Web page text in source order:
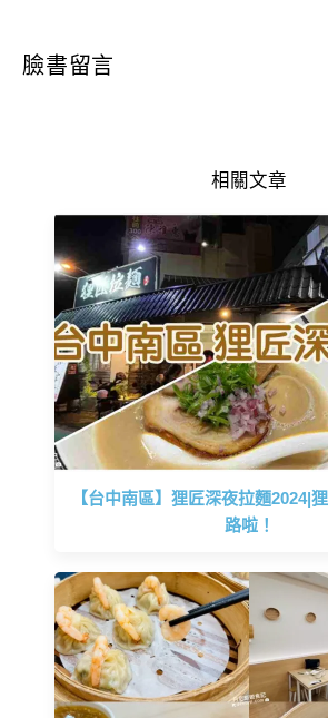
臉書留言
相關文章
【台中南區】狸匠深夜拉麵2024|
路啦！